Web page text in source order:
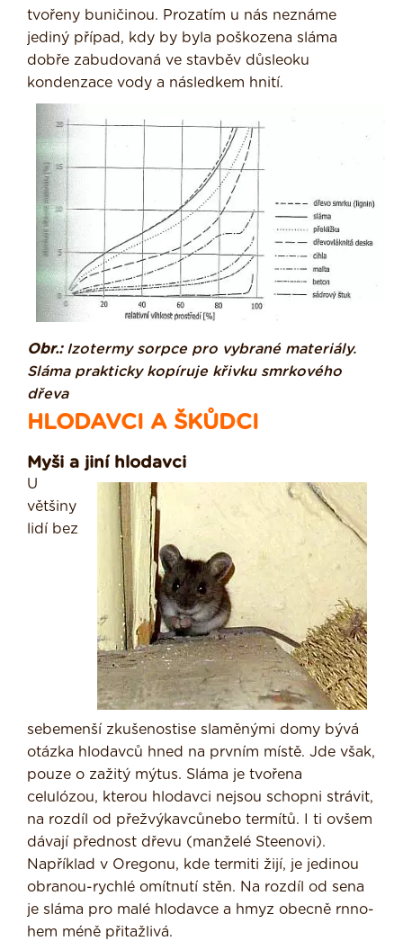
tvořeny buničinou. Prozatím u nás neznáme
jediný případ, kdy by byla poško­zena sláma
dobře zabudovaná ve stavbě­v důsleoku
kondenzace vody a následkem hnití.
Obr.:Izotermy sorpce pro vybrané materiály.
Sláma prakticky kopíruje křivku smrkového
dřeva
HLODAVCI A ŠKŮDCI
Myši a jiní hlodavci
U
většiny
lidí bez
sebemenší zkušenosti­se slaměnými domy bývá
otázka hlo­davců hned na prvním místě. Jde však,
pouze o zažitý mýtus. Sláma je tvořena
celulózou, kterou hlodavci nejsou schopni strávit,
na rozdíl od přežvýkavcůnebo termítů. I ti ovšem
dávají přednost dřevu (manželé Steenovi).
Například v Oregonu, kde termiti žijí, je jedinou
obranou-rychlé omítnutí stěn. Na rozdíl od sena
je sláma pro malé hlodavce a hmyz obecně rnno­
hem méně přitažlivá.